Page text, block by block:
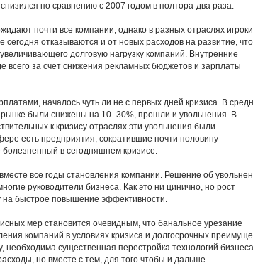
по сравнению с 2007 годом в полтора-два раза.
почти все компании, однако в разных отраслях игроки
сегодня отказываются и от новых расходов на развитие, что
долговую нагрузку компаний. Внутренние
всего за счет снижения рекламных бюджетов и зарплаты
началось чуть ли не с первых дней кризиса. В
были снижены на 10–30%, прошли и увольнения. В
к кризису отраслях эти увольнения были
есть предприятия, сократившие почти половину
в сегодняшнем кризисе.
все годы становления компании. Решение об
руководители бизнеса. Как это ни цинично, но рост
быстрое повышение эффективности.
мер становится очевидным, что банальное урезание
компаний в условиях кризиса и долгосрочных
необходима существенная перестройка технологий
но вместе с тем, для того чтобы и дальше